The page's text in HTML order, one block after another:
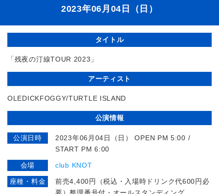
2023年06月04日（日）
タイトル
「残夜の汀線TOUR 2023」
アーティスト
OLEDICKFOGGY/TURTLE ISLAND
公演情報
公演日時
2023年06月04日（日） OPEN PM 5:00 /
START PM 6:00
会場 club KNOT
座種・料金
前売4,400円（税込・入場時ドリンク代600円必
要）整理番号付・オールスタンディング